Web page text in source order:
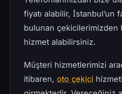
fiyatı alabilir, İstanbul’un
bulunan çekicilerimizden
hizmet alabilirsiniz.
Müşteri hizmetlerimizi
itibaren, oto çekici